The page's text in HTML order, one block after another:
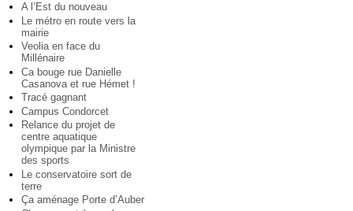
A l’Est du nouveau
Le métro en route vers la
mairie
Veolia en face du
Millénaire
Ca bouge rue Danielle
Casanova et rue Hémet !
Tracé gagnant
Campus Condorcet
Relance du projet de
centre aquatique
olympique par la Ministre
des sports
Le conservatoire sort de
terre
Ça aménage Porte d’Auber